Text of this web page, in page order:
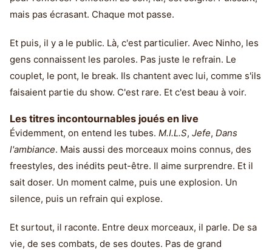
mais pas écrasant. Chaque mot passe.
Et puis, il y a le public. Là, c'est particulier. Avec Ninho, les
gens connaissent les paroles. Pas juste le refrain. Le
couplet, le pont, le break. Ils chantent avec lui, comme s'ils
faisaient partie du show. C'est rare. Et c'est beau à voir.
Les titres incontournables joués en live
Évidemment, on entend les tubes. M.I.L.S, Jefe, Dans
l'ambiance. Mais aussi des morceaux moins connus, des
freestyles, des inédits peut-être. Il aime surprendre. Et il
sait doser. Un moment calme, puis une explosion. Un
silence, puis un refrain qui explose.
Et surtout, il raconte. Entre deux morceaux, il parle. De sa
vie, de ses combats, de ses doutes. Pas de grand